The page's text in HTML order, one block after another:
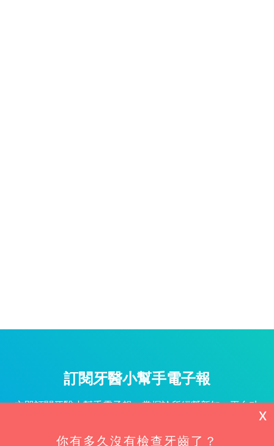
訂閱牙醫小幫手電子報
立即訂閱牙醫小幫手電子報，掌握診所經營新知、平台功
你有多久沒有檢查牙齒了？
X